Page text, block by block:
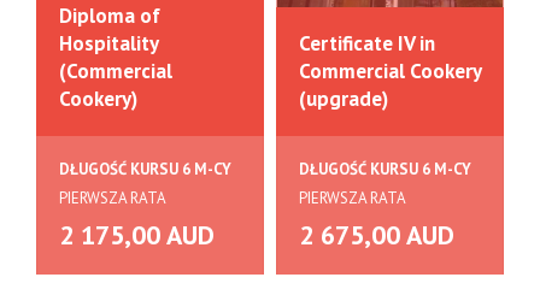
Diploma of
Hospitality
(Commercial
Cookery)
DŁUGOŚĆ KURSU 6 M-CY
PIERWSZA RATA
2 175,00 AUD
Certificate IV in
Commercial Cookery
(upgrade)
DŁUGOŚĆ KURSU 6 M-CY
PIERWSZA RATA
2 675,00 AUD